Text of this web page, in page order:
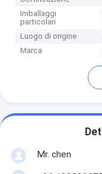
Imballaggi
particolari
Luogo di origine
Marca
Mr. chen